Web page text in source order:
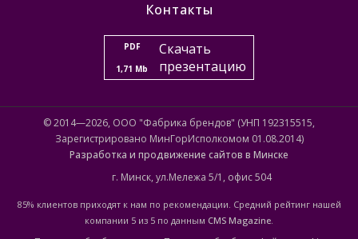
Контакты
PDF
1,71 Mb
Скачать
презентацию
© 2014—2026, ООО "Фабрика брендов" (УНП 192315515,
Зарегистрировано МинГорИсполкомом 01.08.2014)
Разработка и продвижение сайтов в Минске
г. Минск, ул.Мележа 5/1, офис 504
85% клиентов приходят к нам по рекомендации. Средний рейтинг нашей
компании 5 из 5 по данным CMS Magazine